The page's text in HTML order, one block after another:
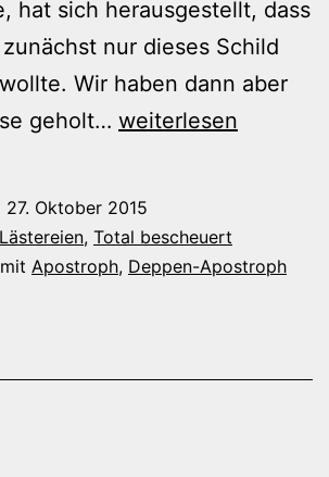
hat sich herausgestellt, dass
nur dieses Schild
Wir haben dann aber
geholt… Werbewirksamer
weiterlesen
27. Oktober 2015
Lästereien, Total bescheuert
Apostroph, Deppen-Apostroph